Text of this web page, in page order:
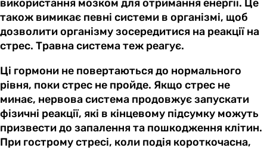
використання мозком для отримання енергії. Це
також вимикає певні системи в організмі, щоб
дозволити організму зосередитися на реакції на
стрес. Травна система теж реагує.
Ці гормони не повертаються до нормального
рівня, поки стрес не пройде. Якщо стрес не
минає, нервова система продовжує запускати
фізичні реакції, які в кінцевому підсумку можуть
призвести до запалення та пошкодження клітин.
При гострому стресі, коли подія короткочасна,